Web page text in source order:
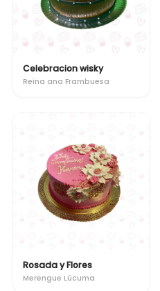
Celebracion wisky
Reina ana Frambuesa
Rosada y Flores
Merengue Lúcuma